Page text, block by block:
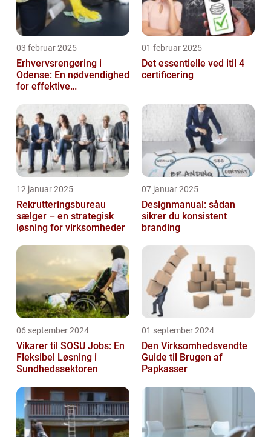
03 februar 2025
Erhvervsrengøring i
Odense: En nødvendighed
for effektive
01 februar 2025
Det essentielle ved itil 4
certificering
12 januar 2025
Rekrutteringsbureau
sælger – en strategisk
løsning for virksomheder
07 januar 2025
Designmanual: sådan
sikrer du konsistent
branding
06 september 2024
Vikarer til SOSU Jobs: En
Fleksibel Løsning i
Sundhedssektoren
01 september 2024
Den Virksomhedsvendte
Guide til Brugen af
Papkasser